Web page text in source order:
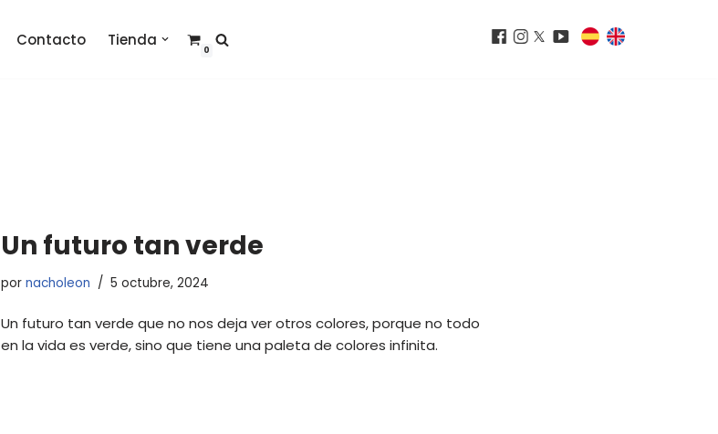
Contacto Tienda
0
Un futuro tan verde
por nacholeon 5 octubre, 2024
Un futuro tan verde que no nos deja ver otros colores, porque no todo
en la vida es verde, sino que tiene una paleta de colores infinita.